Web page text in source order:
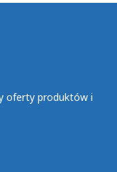
oferty produktów i